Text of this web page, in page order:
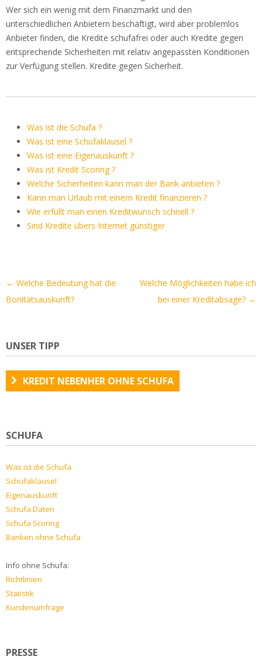
Wer sich ein wenig mit dem Finanzmarkt und den
unterschiedlichen Anbietern beschäftigt, wird aber problemlos
Anbieter finden, die Kredite schufafrei oder auch Kredite gegen
entsprechende Sicherheiten mit relativ angepassten Konditionen
zur Verfügung stellen. Kredite gegen Sicherheit.
Was ist die Schufa ?
Was ist eine Schufaklausel ?
Was ist eine Eigenauskunft ?
Was ist Kredit Scoring ?
Welche Sicherheiten kann man der Bank anbieten ?
Kann man Urlaub mit einem Kredit finanzieren ?
Wie erfüllt man einen Kreditwunsch schnell ?
Sind Kredite übers Internet günstiger
Artikel-
Navigation
← Welche Bedeutung hat die
Bonitätsauskunft?
Welche Möglichkeiten habe ich
bei einer Kreditabsage? →
UNSER TIPP
KREDIT NEBENHER OHNE SCHUFA
SCHUFA
Was ist die Schufa
Schufaklausel
Eigenauskunft
Schufa Daten
Schufa Scoring
Banken ohne Schufa
Info ohne Schufa:
Richtlinien
Statistik
Kundenumfrage
PRESSE